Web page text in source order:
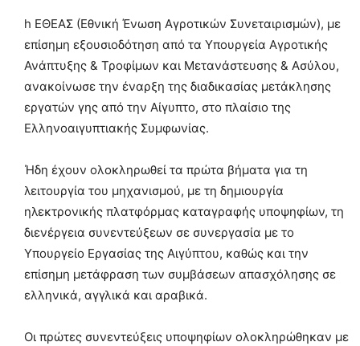
h ΕΘΕΑΣ (Εθνική Ένωση Αγροτικών Συνεταιρισμών), με
επίσημη εξουσιοδότηση από τα Υπουργεία Αγροτικής
Ανάπτυξης & Τροφίμων και Μετανάστευσης & Ασύλου,
ανακοίνωσε την έναρξη της διαδικασίας μετάκλησης
εργατών γης από την Αίγυπτο, στο πλαίσιο της
Ελληνοαιγυπτιακής Συμφωνίας.
Ήδη έχουν ολοκληρωθεί τα πρώτα βήματα για τη
λειτουργία του μηχανισμού, με τη δημιουργία
ηλεκτρονικής πλατφόρμας καταγραφής υποψηφίων, τη
διενέργεια συνεντεύξεων σε συνεργασία με το
Υπουργείο Εργασίας της Αιγύπτου, καθώς και την
επίσημη μετάφραση των συμβάσεων απασχόλησης σε
ελληνικά, αγγλικά και αραβικά.
Οι πρώτες συνεντεύξεις υποψηφίων ολοκληρώθηκαν με